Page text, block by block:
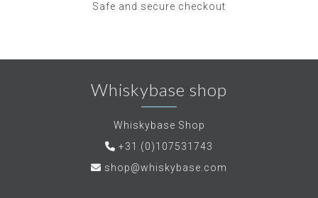
Safe and secure checkout
Whiskybase shop
Whiskybase Shop
+31 (0)107531743
shop@whiskybase.com